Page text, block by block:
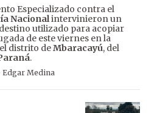
Especializado contra el
Nacionalintervinieron un
utilizado para acopiar
de este viernes en la
distrito deMbaracayú, del
.
Edgar Medina